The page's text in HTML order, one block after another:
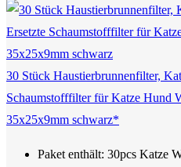
30 Stück Haustierbrunnenfilter,
Schaumstofffilter für Katze Hund
35x25x9mm schwarz*
Paket enthält: 30pcs Katze